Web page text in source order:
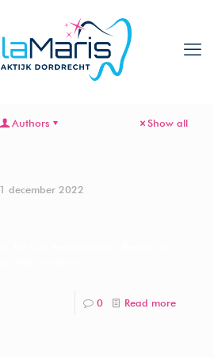
Authors Show all
1 december 2022
0 Read more